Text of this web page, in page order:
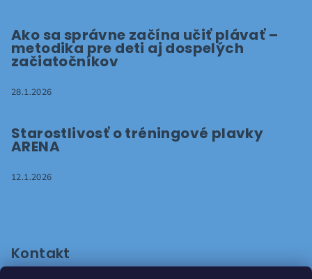
Ako sa správne začína učiť plávať –
metodika pre deti aj dospelých
začiatočníkov
28.1.2026
Starostlivosť o tréningové plavky
ARENA
12.1.2026
Kontakt